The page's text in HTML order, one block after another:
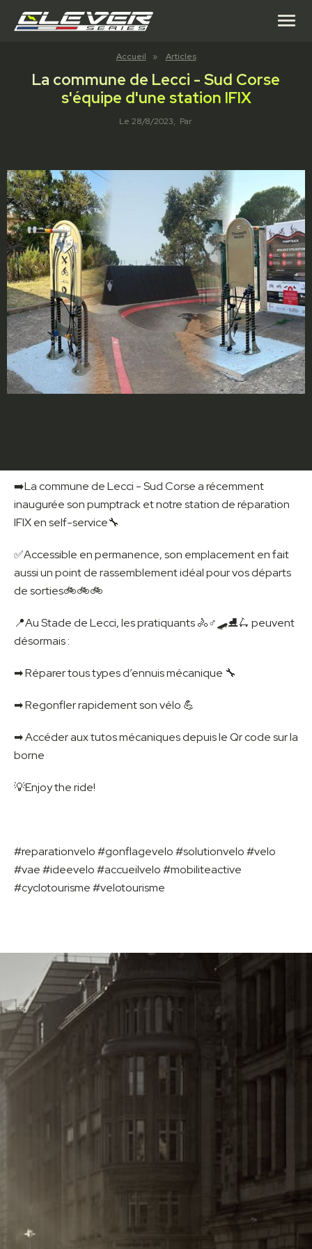
menu
Accueil » Articles
La commune de Lecci - Sud Corse
s'équipe d'une station IFIX
Le 28/8/2023, Par
➡️La commune de Lecci - Sud Corse a récemment
inaugurée son pumptrack et notre station de réparation
IFIX en self-service🔧
✅Accessible en permanence, son emplacement en fait
aussi un point de rassemblement idéal pour vos départs
de sorties🚲🚲🚲
📍Au Stade de Lecci, les pratiquants 🚴♂️🛹⛸️🛴 peuvent
désormais :
➡ Réparer tous types d’ennuis mécanique 🔧
➡ Regonfler rapidement son vélo 💪
➡ Accéder aux tutos mécaniques depuis le Qr code sur la
borne
💡Enjoy the ride!
#reparationvelo #gonflagevelo #solutionvelo #velo
#vae #ideevelo #accueilvelo #mobiliteactive
#cyclotourisme #velotourisme